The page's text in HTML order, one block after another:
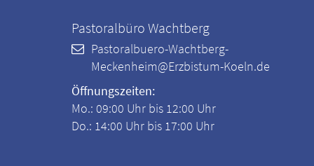
Pastoralbüro Wachtberg
Pastoralbuero-Wachtberg-
Meckenheim@Erzbistum-Koeln.de
Öffnungszeiten:
Mo.: 09:00 Uhr bis 12:00 Uhr
Do.: 14:00 Uhr bis 17:00 Uhr